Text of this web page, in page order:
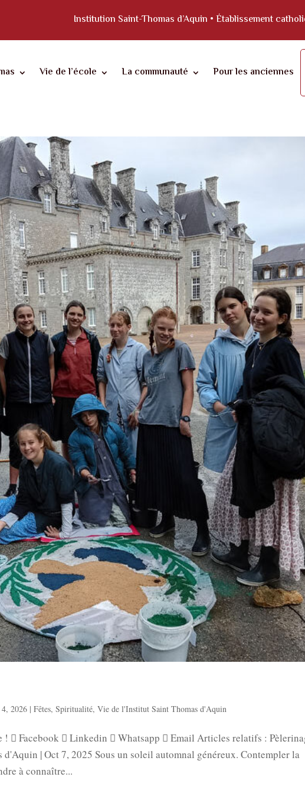
Institution Saint-Thomas d’Aquin • Établissement
Vie de l’école La communauté Pour les anciennes
2026 |Fêtes,Spiritualité,Vie de l'Institut Saint Thomas d'Aquin
!  Facebook  Linkedin  Whatsapp  Email Articles relatifs :
| Oct 7, 2025 Sous un soleil automnal généreux. Contempler la
à connaître...